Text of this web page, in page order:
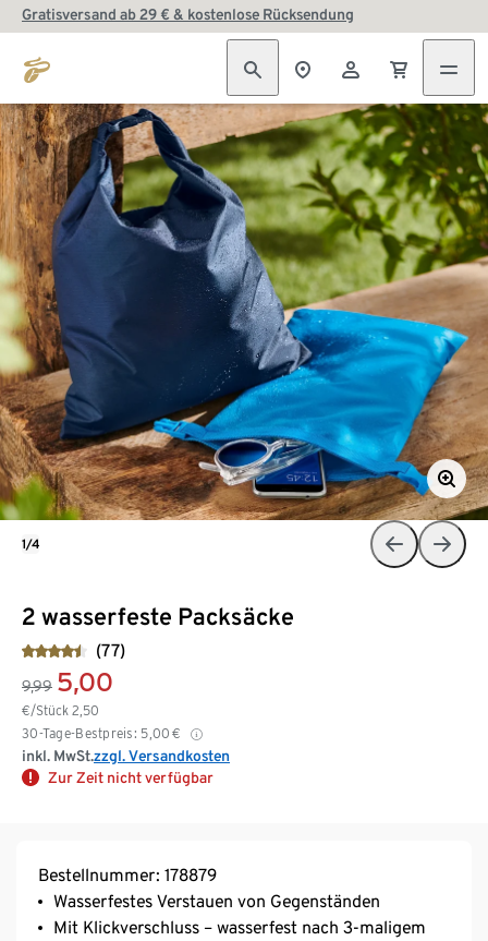
Gratisversand ab 29 € & kostenlose Rücksendung
2 wasserfeste Packsäcke
(77)
9,99 5,00
€/Stück 2,50
30-Tage-Bestpreis: 5,00 €
inkl. MwSt.zzgl. Versandkosten
Zur Zeit nicht verfügbar
1/4
Bestellnummer: 178879
Wasserfestes Verstauen von Gegenständen
Mit Klickverschluss – wasserfest nach 3-maligem